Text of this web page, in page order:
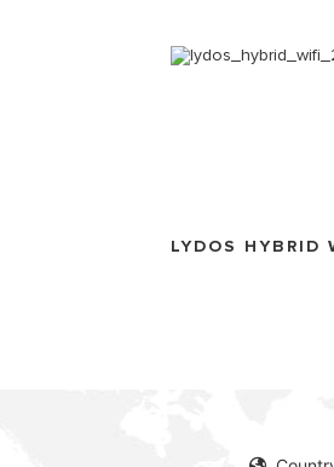
LYDOS HYBRID